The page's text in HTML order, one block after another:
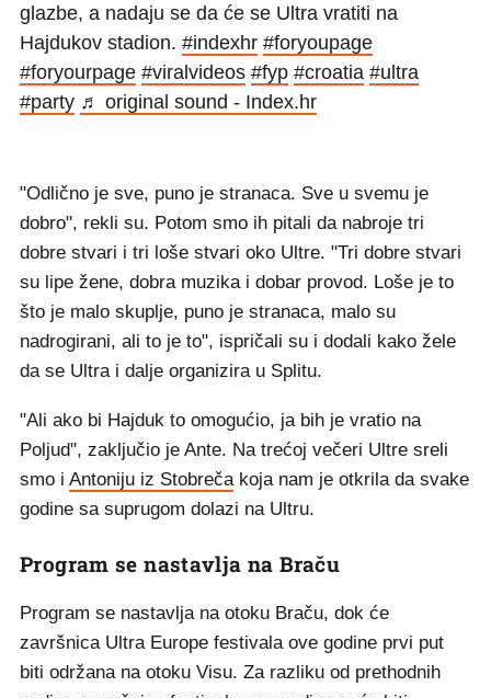
glazbe, a nadaju se da će se Ultra vratiti na
Hajdukov stadion. #indexhr #foryoupagе
#foryourpagе #viralvideos #fyp #croatia #ultra
#party ♬ original sound - Index.hr
"Odlično je sve, puno je stranaca. Sve u svemu je
dobro", rekli su. Potom smo ih pitali da nabroje tri
dobre stvari i tri loše stvari oko Ultre. "Tri dobre stvari
su lipe žene, dobra muzika i dobar provod. Loše je to
što je malo skuplje, puno je stranaca, malo su
nadrogirani, ali to je to", ispričali su i dodali kako žele
da se Ultra i dalje organizira u Splitu.
"Ali ako bi Hajduk to omogućio, ja bih je vratio na
Poljud", zaključio je Ante. Na trećoj večeri Ultre sreli
smo i Antoniju iz Stobreča koja nam je otkrila da svake
godine sa suprugom dolazi na Ultru.
Program se nastavlja na Braču
Program se nastavlja na otoku Braču, dok će
završnica Ultra Europe festivala ove godine prvi put
biti održana na otoku Visu. Za razliku od prethodnih